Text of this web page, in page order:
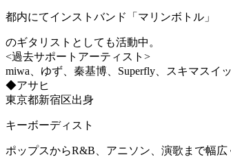
都内にてインストバンド「マリンボトル」
のギタリストとしても活動中。
<過去サポートアーティスト>
miwa、ゆず、秦基博、Superfly、スキマスイ
◆アサヒ
東京都新宿区出身
キーボーディスト
ポップスからR&B、アニソン、演歌まで幅広